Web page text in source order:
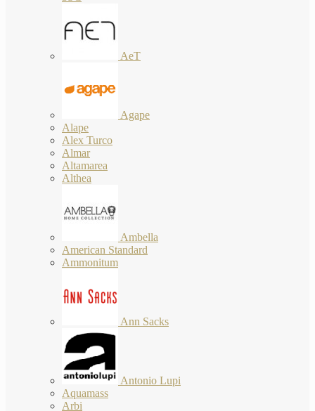
AeT
Agape
Alape
Alex Turco
Almar
Altamarea
Althea
Ambella
American Standard
Ammonitum
Ann Sacks
Antonio Lupi
Aquamass
Arbi